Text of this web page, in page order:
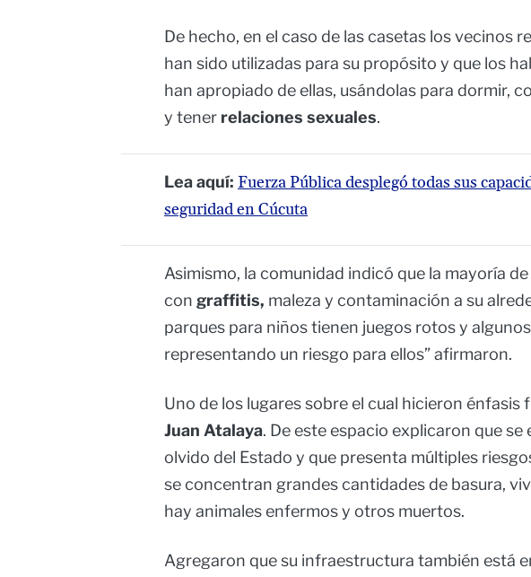
De hecho, en el caso de las casetas los vecinos
han sido utilizadas para su propósito y que los
han apropiado de ellas, usándolas para dormir,
y tener relaciones sexuales.
Lea aquí: Fuerza Pública desplegó todas sus
seguridad en Cúcuta
Asimismo, la comunidad indicó que la mayoría
con graffitis, maleza y contaminación a su
parques para niños tienen juegos rotos y
representando un riesgo para ellos” afirmaron.
Uno de los lugares sobre el cual hicieron énfasis
Juan Atalaya. De este espacio explicaron que
olvido del Estado y que presenta múltiples
se concentran grandes cantidades de basura,
hay animales enfermos y otros muertos.
Agregaron que su infraestructura también está